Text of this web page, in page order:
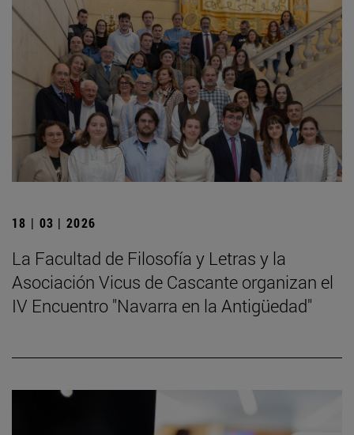
18 | 03 | 2026
La Facultad de Filosofía y Letras y la
Asociación Vicus de Cascante organizan el
IV Encuentro "Navarra en la Antigüedad"